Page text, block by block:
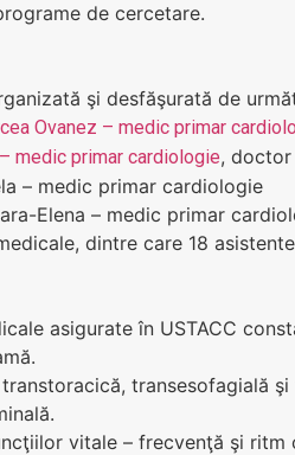
de cercetare.
şi desfăşurată de
Ovanez – medic primar
medic primar cardiologie, doctor
– medic primar cardiologie
Elena – medic primar
dintre care 18
asigurate în USTACC
transesofagială şi
vitale – frecvenţă şi ritm